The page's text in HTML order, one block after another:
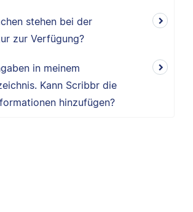
stehen bei der
zur Verfügung?
in meinem
Kann Scribbr die
hinzufügen?